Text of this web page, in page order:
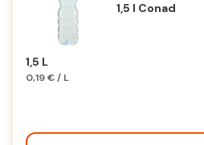
1,5 l Conad
1,5 L
0,19 € / L